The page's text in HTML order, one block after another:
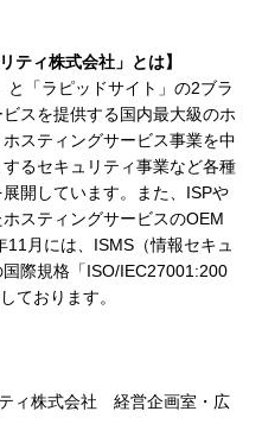
ティ株式会社」とは】
「ラピッドサイト」の2ブラ
スを提供する国内最大級のホ
スティングサービス事業を中
るセキュリティ事業など各種
開しています。また、ISPや
スティングサービスのOEM
月には、ISMS（情報セキュ
際規格「ISO/IEC27001:200
ております。
ィ株式会社 経営企画室・広